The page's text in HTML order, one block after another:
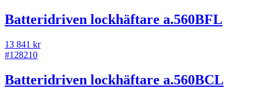
Batteridriven lockhäftare a.560BFL
13 841 kr
#128210
Batteridriven lockhäftare a.560BCL